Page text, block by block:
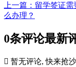
上一篇：留学签证
么办理？
0条评论最新
 暂无评论, 快来抢